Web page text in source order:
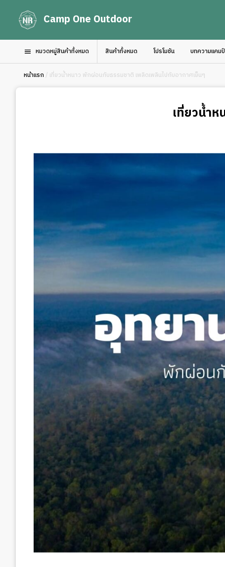
Camp One Outdoor
หมวดหมู่สินค้าทั้งหมด สินค้าทั้งหมด โปรโมชัน บทความแคม
หน้าแรก / เที่ยวน้ำหนาว พักผ่อนกับธรรมชาติ เพลิดเพลินไปกับอากาศเย็นๆ
เที่ยวน้ำ